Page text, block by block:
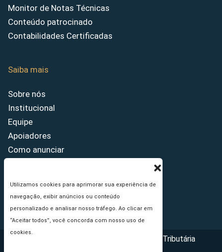
Utilizamos cookies para aprimorar sua experiência de
navegação, exibir anúncios ou conteúdo
personalizado e analisar nosso tráfego. Ao clicar em
“Aceitar todos”, você concorda com nosso uso de
cookies.
Monitor de Notas Técnicas
Conteúdo patrocinado
Contabilidades Certificadas
Saiba mais
Sobre nós
Institucional
Equipe
Apoiadores
Como anunciar
Princípios Editoriais
Copyright © 2026 - Portal da Reforma Tributária